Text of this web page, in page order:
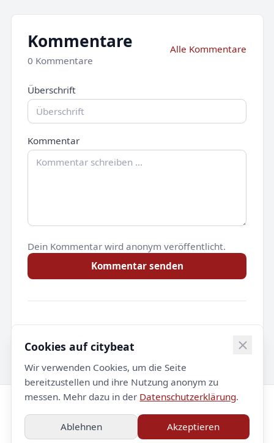
Kommentare
0 Kommentare
Alle Kommentare
Überschrift
Kommentar
Dein Kommentar wird anonym veröffentlicht.
Kommentar senden
Noch keine Kommentare.
© 2026 citybeat. Alle Rechte vorbehalten.
Impressum
Datenschutz Kontakt
Cookies auf citybeat
Wir verwenden Cookies, um die Seite
bereitzustellen und ihre Nutzung anonym zu
messen. Mehr dazu in der Datenschutzerklärung.
Ablehnen Akzeptieren